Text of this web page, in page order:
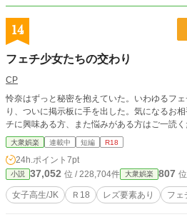
14
フェチ少女たちの交わり
CP
怜奈はずっと秘密を抱えていた。いわゆるフ
り、ついに掲示板に手を出した。気になる
チに興味ある方、また悩みがある方はご一読く
大衆娯楽 連載中 短編 R18
24h.ポイント 7pt
小説 37,052 位 / 228,704件 大衆娯楽 807
女子高生/JK Ｒ18 レズ要素あり フェ